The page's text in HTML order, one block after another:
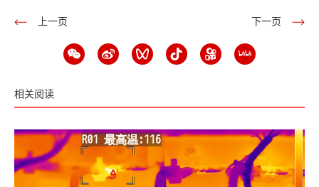
上一页 下一页
相关阅读